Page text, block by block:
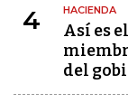
4 HACIENDA
Así es
del